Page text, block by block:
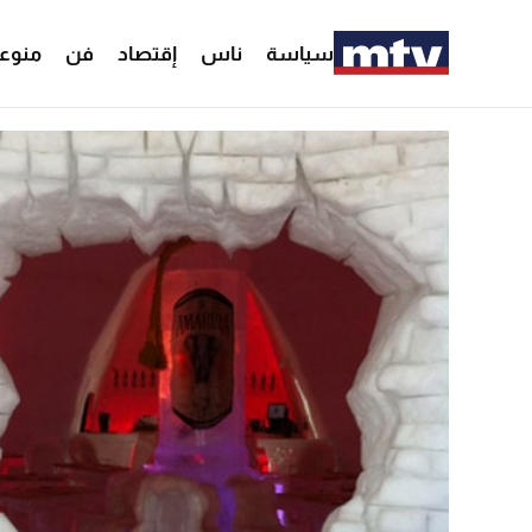
سياسة ناس إقتصاد فن